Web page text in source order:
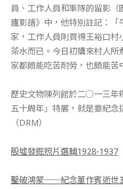
員、工作人員和軍隊的留影
廬影譜》中，他特別註記：
家，工作人員則買得王裕口
茶水而已。今日初購來村人
家都頗能吃苦耐勞，也頗能苦
歷史文物陳列館於二○一三
五十周年」特展，就是要紀念
（DRM）
殷墟發掘照片選輯1928-1937
鑿破鴻蒙──紀念董作賓逝世